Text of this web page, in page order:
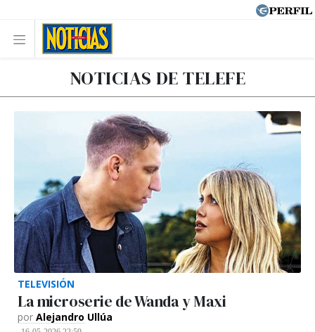
NOTICIAS DE TELEFE
TELEVISIÓN
La microserie de Wanda y Maxi
por Alejandro Ullúa